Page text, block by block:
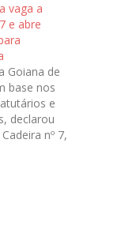
vaga a
e abre
Goiana de
base nos
e
declarou
nº 7,